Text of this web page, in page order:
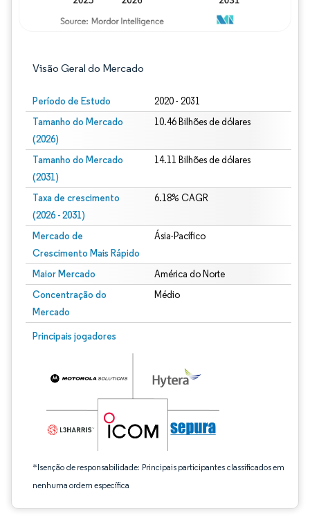
Visão Geral do Mercado
Período de Estudo 2020 - 2031
Tamanho do Mercado
(2026)
10.46 Bilhões de dólares
Tamanho do Mercado
(2031)
14.11 Bilhões de dólares
Taxa de crescimento
(2026 - 2031)
6.18% CAGR
Mercado de
Crescimento Mais Rápido
Ásia-Pacífico
Maior Mercado América do Norte
Concentração do
Mercado
Médio
Principais jogadores
*Isenção de responsabilidade: Principais participantes classificados em
nenhuma ordem específica
Imagem © Mordor Intelligence. O reuso requer atribuição conforme CC BY 4.0.